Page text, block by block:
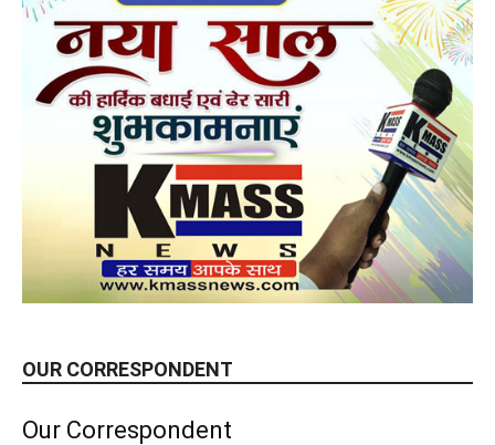
OUR CORRESPONDENT
Our Correspondent